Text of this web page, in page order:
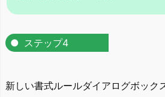
ステップ4
新しい書式ルールダイアログボック